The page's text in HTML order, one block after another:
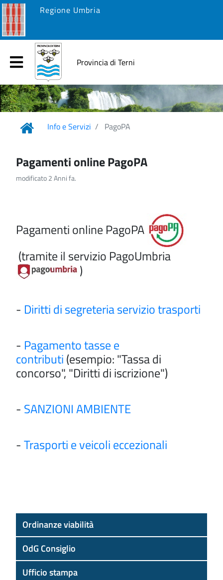
Regione Umbria
Provincia di Terni
Info e Servizi PagoPA
Pagamenti online PagoPA
modificato 2 Anni fa.
Pagamenti online PagoPA
(tramite il servizio PagoUmbria
)
- Diritti di segreteria servizio trasporti
- Pagamento tasse e
contributi(esempio: "Tassa di
concorso", "Diritti di iscrizione")
- SANZIONI AMBIENTE
-Trasporti e veicoli eccezionali
Ordinanze viabilità
OdG Consiglio
Ufficio stampa